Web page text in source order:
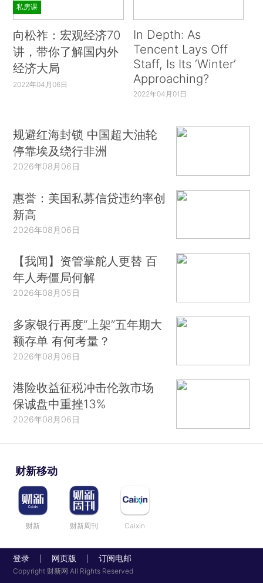
私房课
向松祚：宏观经济70
讲，带你了解国内外
经济大局
2022年04月06日
In Depth: As
Tencent Lays Off
Staff, Is Its ‘Winter’
Approaching?
2022年04月01日
规避红海封锁 中国超大油轮
停靠埃及绕行非洲
2026年08月06日
惠誉：美国私募信贷违约率创
新高
2026年08月06日
【我闻】资管掌舵人更替 百
年人寿僵局何解
2026年08月05日
多家银行再度“上架”五年期大
额存单 有何考量？
2026年08月06日
港险收益征税冲击伦敦市场
保诚盘中重挫13%
2026年08月06日
财新移动
财新 财新周刊 Caixin
登录 网页版 订阅电邮
Copyright 财新网 All Rights Reserved